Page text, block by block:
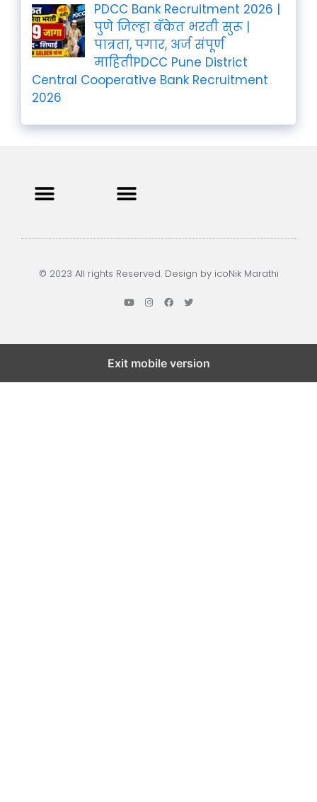
PDCC Bank Recruitment 2026 |
पुणे जिल्हा बँकेत भरती सुरू |
पात्रता, पगार, अर्ज संपूर्ण
माहितीPDCC Pune District
Central Cooperative Bank Recruitment
2026
© 2023 All rights Reserved. Design by icoNik Marathi
Exit mobile version